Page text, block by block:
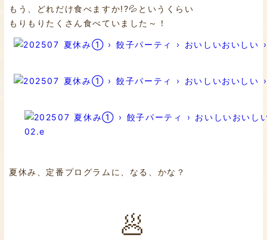
もう、どれだけ食べますか!?💦というくらい
もりもりたくさん食べていました～！
夏休み、定番プログラムに、なる、かな？
🥟